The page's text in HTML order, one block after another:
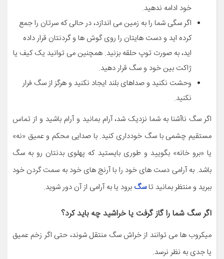
خود ادامه ندهید.
اگر سگی شما را به زمین می اندازد، در حالی که سرتان را جمع
کرده اید و دست هایتان را روی گوش ها و گردنتان قرار داده
اید، به صورت توپ حلقه بزنید. همچنین می توانید یک کیف یا
ژاکت بین خود و سگ قرار دهید.
وحشت نکنید و صداهای بلند ایجاد نکنید و هرگز از سگ فرار
نکنید.
اگر سگ ناآشنا به شما نزدیک شد، آرام بمانید و آرام باشید و از تماس
مستقیم چشمی با سگ خودداری کنید. با صدایی محکم و عمیق «نه»
یا «برو خانه» بگویید و طوری بایستید که پهلوی بدنتان رو به سگ
باشد. به آرامی دست های خود را با آرنج های خود به سمت گردن خود
ببرید و منتظر بمانید تاسگ برود یا به آرامی از آن دور شوید.
اگر سگ شما را گاز گرفت یا خراشید چه باید کرد؟
میکروب ها می توانند از خراش سگ منتقل شوند، حتی اگر زخم عمیق
یا جدی به نظر نرسد.